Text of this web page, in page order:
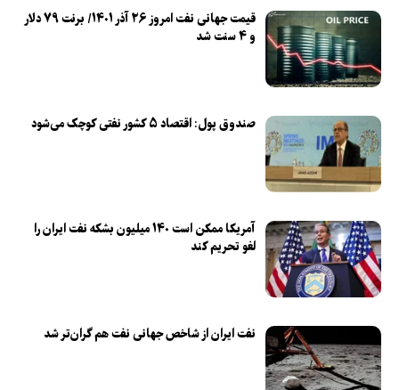
قیمت جهانی نفت امروز ۲۶ آذر ۱۴۰۱/ برنت ۷۹ دلار
و ۴ سنت شد
صندوق پول: اقتصاد ۵ کشور نفتی کوچک می‌شود
آمریکا ممکن است ۱۴۰ میلیون بشکه نفت ایران را
لغو تحریم کند
نفت ایران از شاخص جهانی نفت هم گران‌تر شد